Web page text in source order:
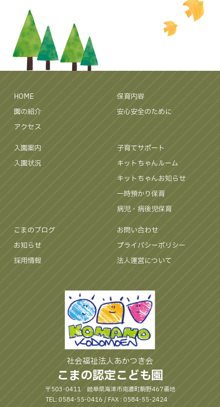
HOME
園の紹介
アクセス
保育内容
安心安全のために
入園案内
入園状況
子育てサポート
キットちゃんルーム
キットちゃんお知らせ
一時預かり保育
病児・病後児保育
こまのブログ
お知らせ
採用情報
お問い合わせ
プライバシーポリシー
法人運営について
社会福祉法人あかつき会
こまの認定こども園
〒503-0411 岐阜県海津市南濃町駒野467番地
TEL: 0584-55-0416 / FAX : 0584-55-2424